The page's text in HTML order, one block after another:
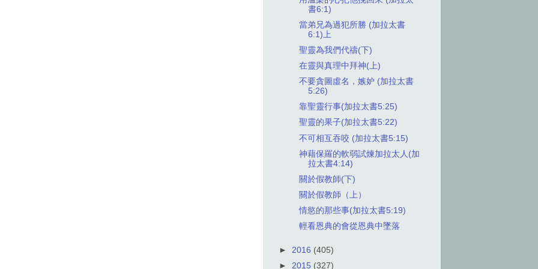
書6:1)
當弟兄為過犯所勝 (加拉太書
6:1)上
聖靈為我們代禱(下)
在靈與真理中拜神(上)
不要貪圖虛名，嫉妒 (加拉太書
5:26)
靠聖靈行事(加拉太書5:25)
聖靈的果子(加拉太書5:22)
不可相互吞咬 (加拉太書5:15)
神藉保羅的軟弱試煉加拉太人(加
拉太書4:14)
關於假教師(下)
關於假教師（上）
情慾的那些事(加拉太書5:19)
輕看恩典的會從恩典中墜落
► 2016 (405)
► 2015 (327)